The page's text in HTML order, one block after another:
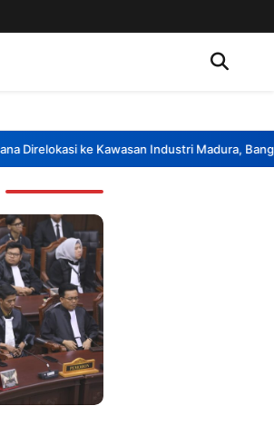
ke Kawasan Industri Madura, Bangkalan